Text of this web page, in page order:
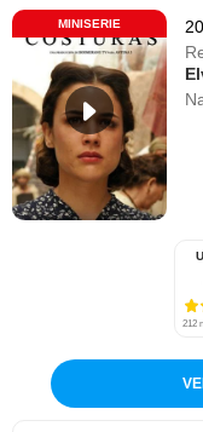
MINISERIE
212